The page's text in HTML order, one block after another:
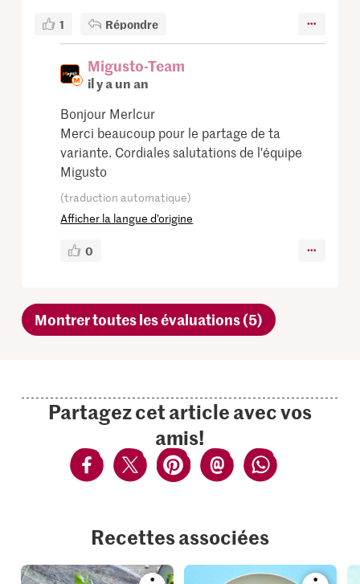
1 Répondre
Migusto-Team
il y a un an
Bonjour Merlcur
Merci beaucoup pour le partage de ta
variante. Cordiales salutations de l'équipe
Migusto
(traduction automatique)
Afficher la langue d’origine
0
Montrer toutes les évaluations (5)
Partagez cet article avec vos
amis!
Recettes associées